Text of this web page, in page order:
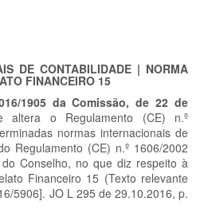
DE CONTABILIDADE | NORMA
FINANCEIRO 15
1905 da Comissão, de 22 de
altera o Regulamento (CE) n.º
normas internacionais de
Regulamento (CE) n.º 1606/2002
Conselho, no que diz respeito à
Financeiro 15 (Texto relevante
5906]. JO L 295 de 29.10.2016, p.